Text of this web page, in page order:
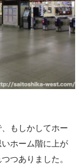
もしかしてホー
ホーム階に上が
つありました。